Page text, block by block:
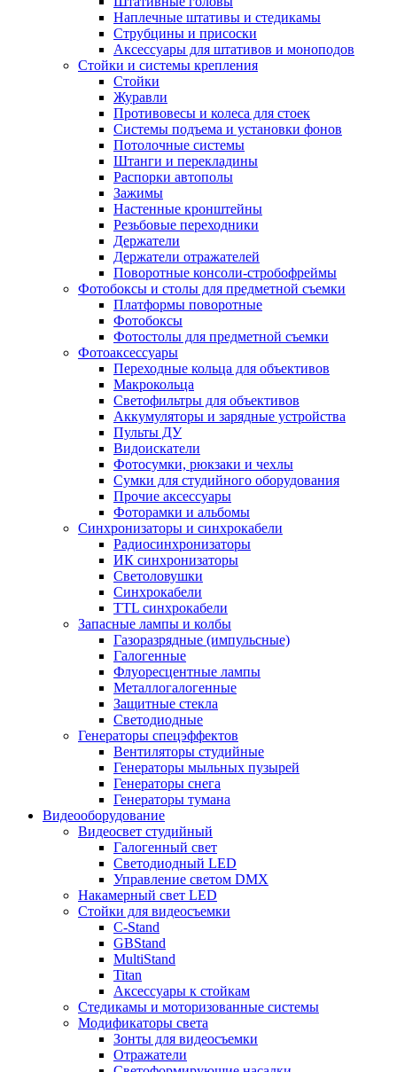
Наплечные штативы и стедикамы
Струбцины и присоски
Аксессуары для штативов и моноподов
Стойки и системы крепления
Стойки
Журавли
Противовесы и колеса для стоек
Системы подъема и установки фонов
Потолочные системы
Штанги и перекладины
Распорки автополы
Зажимы
Настенные кронштейны
Резьбовые переходники
Держатели
Держатели отражателей
Поворотные консоли-стробофреймы
Фотобоксы и столы для предметной съемки
Платформы поворотные
Фотобоксы
Фотостолы для предметной съемки
Фотоаксессуары
Переходные кольца для объективов
Макрокольца
Светофильтры для объективов
Аккумуляторы и зарядные устройства
Пульты ДУ
Видоискатели
Фотосумки, рюкзаки и чехлы
Сумки для студийного оборудования
Прочие аксессуары
Фоторамки и альбомы
Синхронизаторы и синхрокабели
Радиосинхронизаторы
ИК синхронизаторы
Светоловушки
Синхрокабели
TTL синхрокабели
Запасные лампы и колбы
Газоразрядные (импульсные)
Галогенные
Флуоресцентные лампы
Металлогалогенные
Защитные стекла
Светодиодные
Генераторы спецэффектов
Вентиляторы студийные
Генераторы мыльных пузырей
Генераторы снега
Генераторы тумана
Видеооборудование
Видеосвет студийный
Галогенный свет
Светодиодный LED
Управление светом DMX
Накамерный свет LED
Стойки для видеосъемки
C-Stand
GBStand
MultiStand
Titan
Аксессуары к стойкам
Стедикамы и моторизованные системы
Модификаторы света
Зонты для видеосъемки
Отражатели